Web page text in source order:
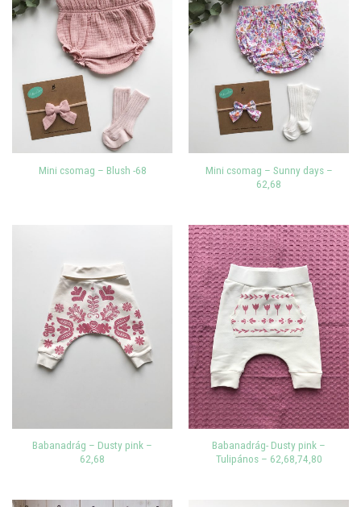
Mini csomag – Blush -68
Mini csomag – Sunny days –
62,68
Babanadrág – Dusty pink –
62,68
Babanadrág- Dusty pink –
Tulipános – 62,68,74,80